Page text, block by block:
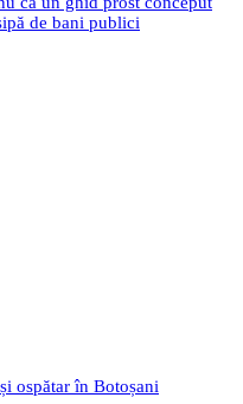
de bani publici
ospătar în Botoșani